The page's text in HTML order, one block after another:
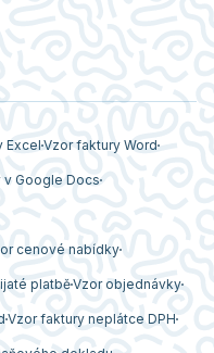
Excel Vzor faktury Word
v Google Docs
cenové nabídky
platběVzor objednávky
Vzor faktury neplátce DPH